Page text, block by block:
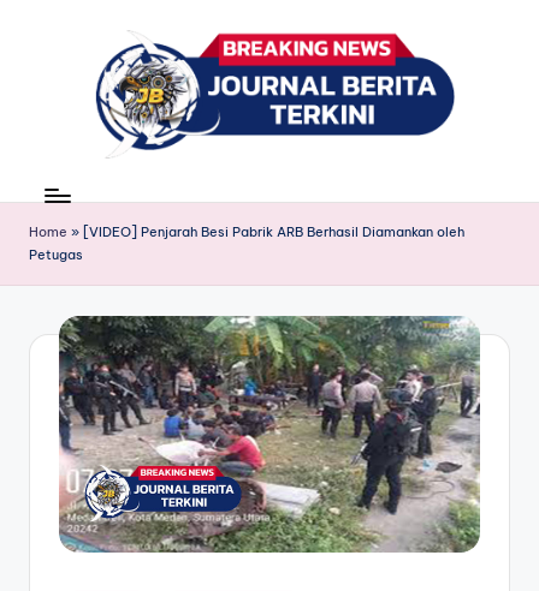
r
n
a
B
ri
news
Home » [VIDEO] Penjarah Besi Pabrik ARB Berhasil Diamankan oleh
Petugas